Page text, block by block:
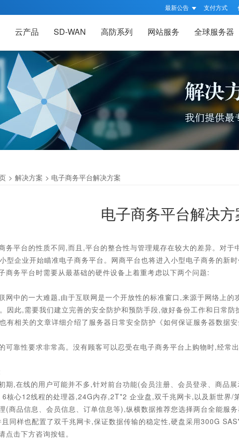
最新公告 支付方式
云产品 SD-WAN 高防系列 网站服务 全球服务器
> 解决方案 > 电子商务平台解决方案
电子商务平台解决方
务平台的性质不同,而且,平台的整合性与管理规存在较大的差异。对
型企业开始瞄准电子商务平台。网商平台也将进入小型电子商务的新时
商务平台时需要从最基础的硬件设备上着重考虑以下两个问题:
网中的一大难题,由于互联网是一个开放性的标准窗口,来源于网络上
因此,需要我们建立完善的安全防护和预防手段,做好备份工作和日常
有相关的文章详细介绍了服务器日常安全防护《如何保证服务器数据安
可靠性要求非常高。没有顾客可以忍受在电子商务平台上购物时,经常
期,在线的用户可能并不多,针对前台功能(会员注册、会员登录、商品
核心12线程的处理器,24G内存,2T*2 企业盘,双千兆网卡,以及新世界/
(商品信息、会员信息、订单信息等),纵横数据推荐您选择两台全能服
同样也配置了双千兆网卡,保证数据传输的稳定性,硬盘采用300G
点击下方咨询按钮。